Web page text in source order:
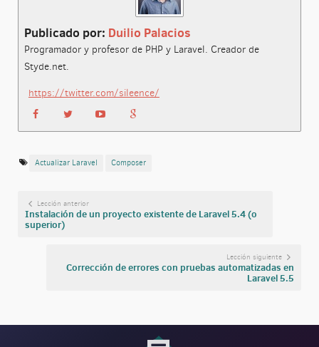
Publicado por: Duilio Palacios
Programador y profesor de PHP y Laravel. Creador de
Styde.net.
https://twitter.com/sileence/
Actualizar Laravel Composer
Lección anterior
Instalación de un proyecto existente de Laravel 5.4 (o
superior)
Lección siguiente
Corrección de errores con pruebas automatizadas en
Laravel 5.5